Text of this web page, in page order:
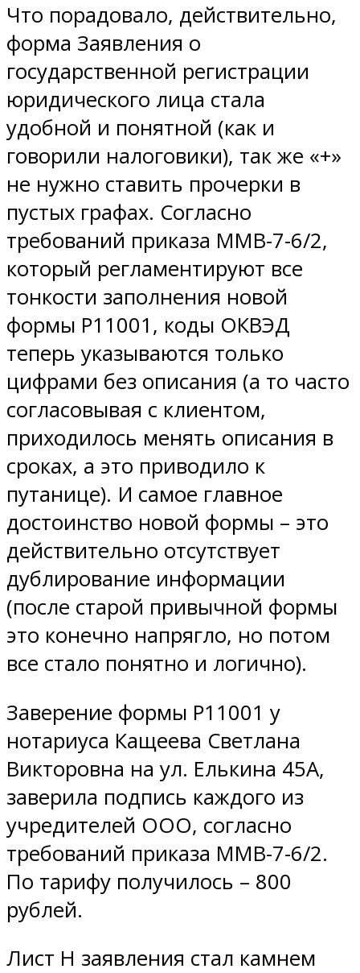
Что порадовало, действительно,
форма Заявления о
государственной регистрации
юридического лица стала
удобной и понятной (как и
говорили налоговики), так же «+»
не нужно ставить прочерки в
пустых графах. Согласно
требований приказа ММВ-7-6/2,
который регламентируют все
тонкости заполнения новой
формы Р11001, коды ОКВЭД
теперь указываются только
цифрами без описания (а то часто
согласовывая с клиентом,
приходилось менять описания в
сроках, а это приводило к
путанице). И самое главное
достоинство новой формы – это
действительно отсутствует
дублирование информации
(после старой привычной формы
это конечно напрягло, но потом
все стало понятно и логично).
Заверение формы Р11001 у
нотариуса Кащеева Светлана
Викторовна на ул. Елькина 45А,
заверила подпись каждого из
учредителей ООО, согласно
требований приказа ММВ-7-6/2.
По тарифу получилось – 800
рублей.
Лист Н заявления стал камнем